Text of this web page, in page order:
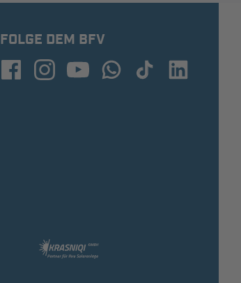
FOLGE DEM BFV